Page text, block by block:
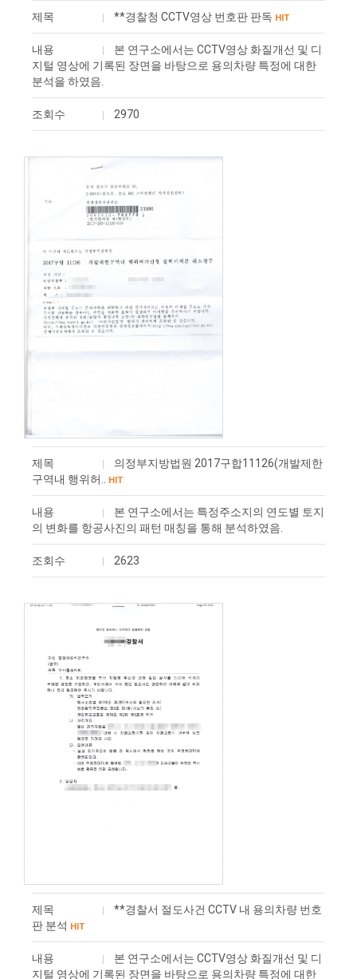
제목 **경찰청 CCTV영상 번호판 판독 HIT
내용
본 연구소에서는 CCTV영상 화질개선 및 디
지털 영상에 기록된 장면을 바탕으로 용의차량 특정에 대한
분석을 하였음.
조회수 2970
제목
의정부지방법원 2017구합11126(개발제한
구역내 행위허..
HIT
내용
본 연구소에서는 특정주소지의 연도별 토지
의 변화를 항공사진의 패턴 매칭을 통해 분석하였음.
조회수 2623
제목
**경찰서 절도사건 CCTV 내 용의차량 번호
판 분석 HIT
내용
본 연구소에서는 CCTV영상 화질개선 및 디
지털 영상에 기록된 장면을 바탕으로 용의차량 특정에 대한